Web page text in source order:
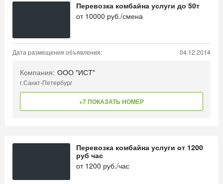
Перевозка комбайна услуги до 50т
от 10000 руб./смена
Дата размещения объявления: 04.12.2014
Компания: ООО "ИСТ"
г.Санкт-Петербург
+7 ПОКАЗАТЬ НОМЕР
Перевозка комбайна услуги от 1200
руб час
от 1200 руб./час